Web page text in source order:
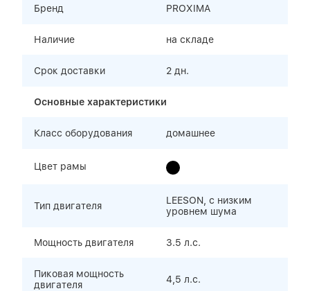
Бренд PROXIMA
Наличие на складе
Срок доставки 2 дн.
Основные характеристики
Класс оборудования домашнее
Цвет рамы
Тип двигателя
LEESON, с низким
уровнем шума
Мощность двигателя 3.5 л.с.
Пиковая мощность
двигателя
4,5 л.с.